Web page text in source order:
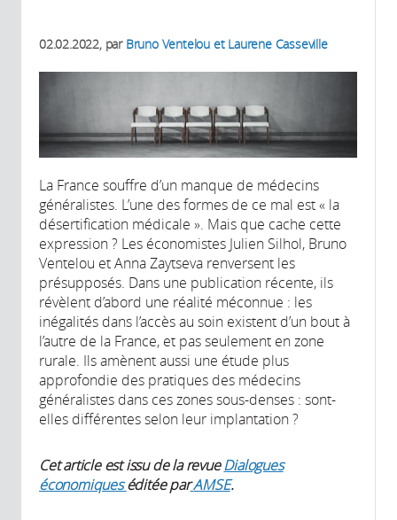
02.02.2022, par Bruno Ventelou et Laurene Casseville
La France souffre d’un manque de médecins
généralistes. L’une des formes de ce mal est « la
désertification médicale ». Mais que cache cette
expression ? Les économistes Julien Silhol, Bruno
Ventelou et Anna Zaytseva renversent les
présupposés. Dans une publication récente, ils
révèlent d’abord une réalité méconnue : les
inégalités dans l’accès au soin existent d’un bout à
l’autre de la France, et pas seulement en zone
rurale. Ils amènent aussi une étude plus
approfondie des pratiques des médecins
généralistes dans ces zones sous-denses : sont-
elles différentes selon leur implantation ?
Cet article est issu de la revueDialogues
économiques éditée parAMSE.